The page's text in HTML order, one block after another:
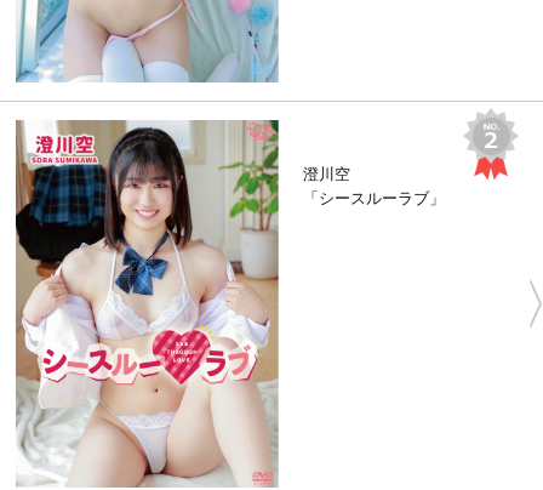
澄川空
「シースルーラブ」